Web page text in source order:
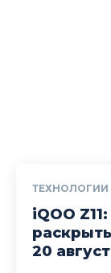
ТЕХНОЛОГИИ
iQOO
20